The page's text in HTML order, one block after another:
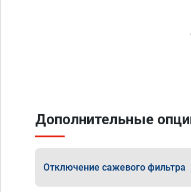
Дополнительные
Отключение сажевого фильтра